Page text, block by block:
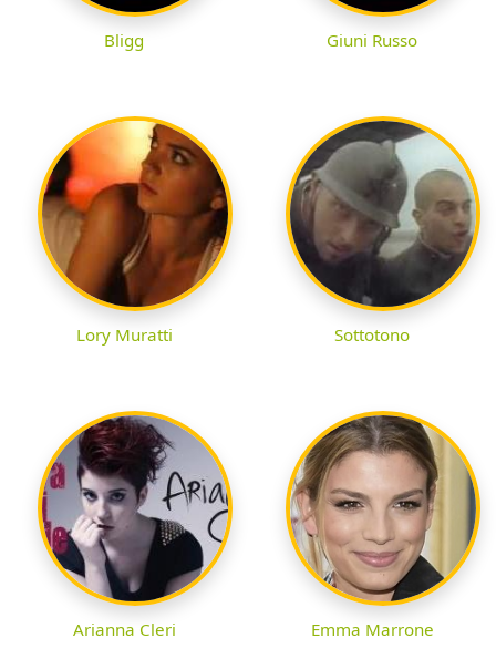
Bligg Giuni Russo
Lory Muratti Sottotono
Arianna Cleri Emma Marrone